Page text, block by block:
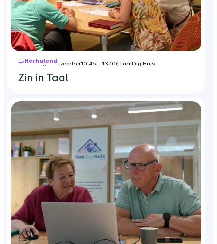
Herhalend
maandag 2 november10.45 - 13.00|TaalDigiHuis
Zin in Taal